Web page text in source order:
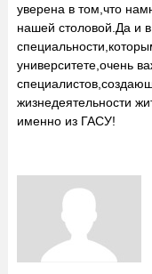
уверена в том,что
нашей столовой.Да и
университете,очень
жизнедеятельности
именно из ГАСУ!